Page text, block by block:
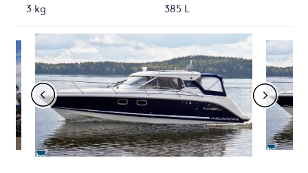
3 kg
385 L